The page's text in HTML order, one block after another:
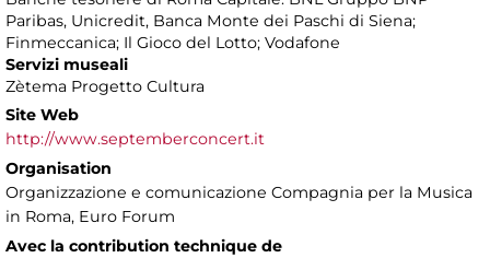
Paribas, Unicredit, Banca Monte dei Paschi di Siena;
Finmeccanica; Il Gioco del Lotto; Vodafone
Servizi museali
Zètema Progetto Cultura
Site Web
http://www.septemberconcert.it
Organisation
Organizzazione e comunicazione Compagnia per la Musica
in Roma, Euro Forum
Avec la contribution technique de